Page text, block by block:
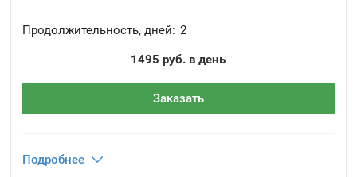
Продолжительность, дней: 2
1495 руб. в день
Заказать
Подробнее